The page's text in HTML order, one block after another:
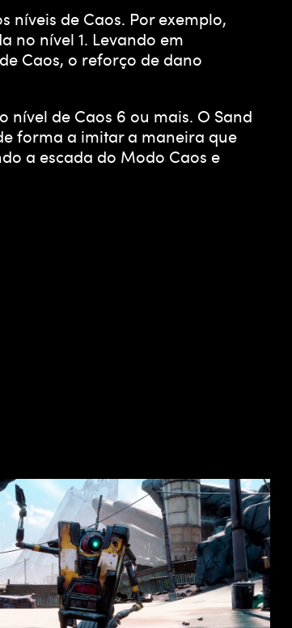
de Caos. Por exemplo,
no nível 1. Levando em
Caos, o reforço de dano
de Caos 6 ou mais. O Sand
forma a imitar a maneira que
a escada do Modo Caos e